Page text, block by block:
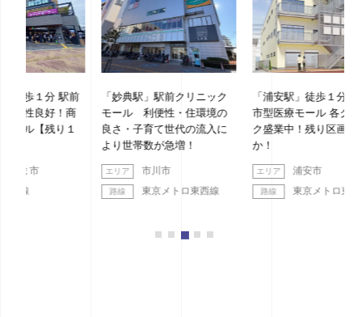
「妙典駅」駅前クリニック
モール 利便性・住環境の
良さ・子育て世代の流入に
より世帯数が急増！
市川市
東京メトロ東西線
「浦安駅」徒歩１分 新築都
市型医療モール 各クリニッ
ク盛業中！残り区画わず
浦安市
東京メトロ東西線
「
ッ